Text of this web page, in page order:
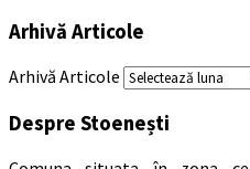
Arhivă Articole
Arhivă Articole
Despre Stoenești